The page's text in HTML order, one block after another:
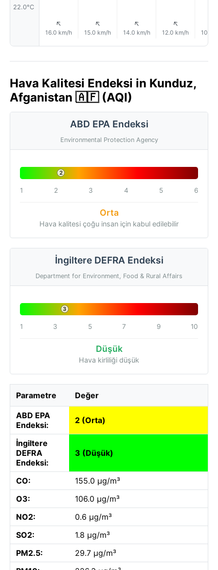
22.0°C
↑
16.0 km/h
↑
15.0 km/h
↑
14.0 km/h
↑
12.0 km/h 10.0
Hava Kalitesi Endeksi in Kunduz,
Afganistan 🇦🇫 (AQI)
ABD EPA Endeksi
Environmental Protection Agency
2
1 2 3 4 5 6
Orta
Hava kalitesi çoğu insan için kabul edilebilir
İngiltere DEFRA Endeksi
Department for Environment, Food & Rural Affairs
3
1 3 5 7 9 10
Düşük
Hava kirliliği düşük
Parametre Değer
ABD EPA
Endeksi:
2 (Orta)
İngiltere
DEFRA
Endeksi:
3 (Düşük)
CO:
155.0 µg/m³
O3:
106.0 µg/m³
NO2:
0.6 µg/m³
SO2:
1.8 µg/m³
PM2.5:
29.7 µg/m³